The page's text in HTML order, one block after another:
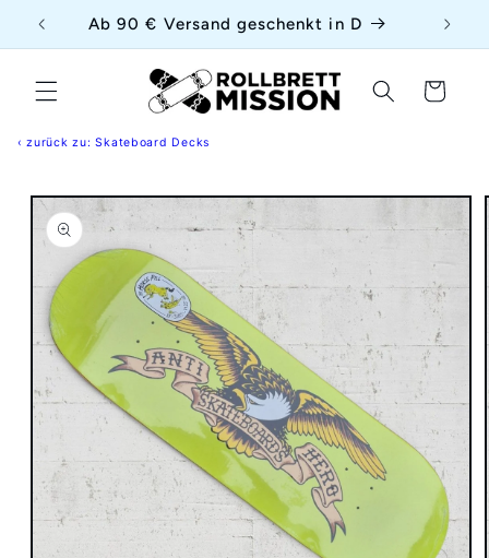
zum
Inhalt
Ab 90 € Versand geschenkt in D
Warenkorb
‹ zurück zu: Skateboard Decks
{{currency}}{{discount}} undefined
View Cart